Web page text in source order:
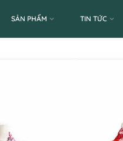
SẢN PHẨM TIN TỨC